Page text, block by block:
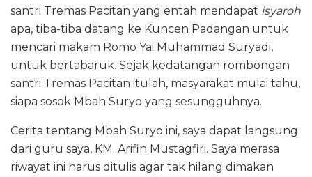
santri Tremas Pacitan yang entah mendapat isyaroh
apa, tiba-tiba datang ke Kuncen Padangan untuk
mencari makam Romo Yai Muhammad Suryadi,
untuk bertabaruk. Sejak kedatangan rombongan
santri Tremas Pacitan itulah, masyarakat mulai tahu,
siapa sosok Mbah Suryo yang sesungguhnya.
Cerita tentang Mbah Suryo ini, saya dapat langsung
dari guru saya, KM. Arifin Mustagfiri. Saya merasa
riwayat ini harus ditulis agar tak hilang dimakan